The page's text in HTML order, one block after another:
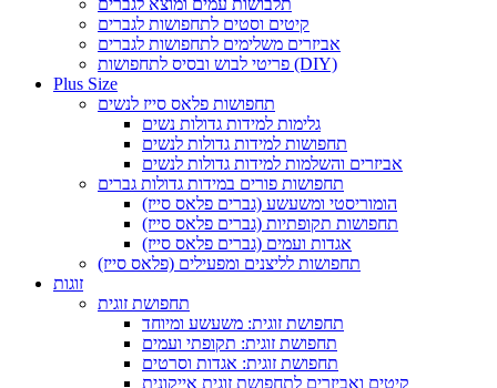
קיטים וסטים לתחפושות לגברים
אביזרים משלימים לתחפושות לגברים
פריטי לבוש ובסיס לתחפושות (DIY)
Plus Size
תחפושות פלאס סייז לנשים
גלימות למידות גדולות נשים
תחפושות למידות גדולות לנשים
אביזרים והשלמות למידות גדולות לנשים
תחפושות פורים במידות גדולות גברים
הומוריסטי ומשעשע (גברים פלאס סייז)
תחפושות תקופתיות (גברים פלאס סייז)
אגדות ועמים (גברים פלאס סייז)
תחפושות לליצנים ומפעילים (פלאס סייז)
זוגות
תחפושת זוגית
תחפושת זוגית: משעשע ומיוחד
תחפושת זוגית: תקופתי ועמים
תחפושת זוגית: אגדות וסרטים
קיטים ואביזרים לתחפושת זוגית אייקונית